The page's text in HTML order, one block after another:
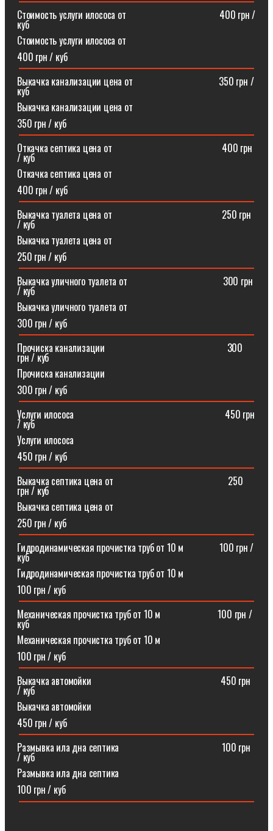
Стоимость услуги илососа от⠀⠀⠀⠀⠀⠀⠀⠀⠀⠀⠀⠀⠀400 грн /
куб
Стоимость услуги илососа от
400 грн / куб
Выкачка канализации цена от⠀⠀⠀⠀⠀⠀⠀⠀⠀⠀⠀⠀350 грн /
куб
Выкачка канализации цена от
350 грн / куб
Откачка септика цена от ⠀⠀⠀⠀⠀⠀⠀⠀⠀⠀⠀⠀⠀⠀⠀400 грн
/ куб
Откачка септика цена от
400 грн / куб
Выкачка туалета цена от ⠀⠀⠀⠀⠀⠀⠀⠀⠀⠀⠀⠀⠀⠀⠀250 грн
/ куб
Выкачка туалета цена от
250 грн / куб
Выкачка уличного туалета от ⠀⠀⠀⠀⠀⠀⠀⠀⠀⠀⠀⠀⠀300 грн
/ куб
Выкачка уличного туалета от
300 грн / куб
Прочиска канализации⠀⠀⠀⠀⠀⠀⠀⠀⠀⠀⠀⠀⠀⠀⠀⠀⠀300
грн / куб
Прочиска канализации
300 грн / куб
Услуги илососа⠀⠀⠀⠀⠀⠀⠀⠀⠀⠀⠀⠀⠀⠀⠀⠀⠀⠀⠀⠀⠀450 грн
/ куб
Услуги илососа
450 грн / куб
Выкачка септика цена от⠀⠀⠀⠀⠀⠀⠀⠀⠀⠀⠀⠀⠀⠀⠀⠀250
грн / куб
Выкачка септика цена от
250 грн / куб
Гидродинамическая прочистка труб от 10 м⠀⠀⠀⠀⠀100 грн /
куб
Гидродинамическая прочистка труб от 10 м
100 грн / куб
Механическая прочистка труб от 10 м⠀⠀⠀⠀⠀⠀⠀⠀100 грн /
куб
Механическая прочистка труб от 10 м
100 грн / куб
Выкачка автомойки⠀⠀⠀⠀⠀⠀⠀⠀⠀⠀⠀⠀⠀⠀⠀⠀⠀⠀450 грн
/ куб
Выкачка автомойки
450 грн / куб
Размывка ила дна септика ⠀⠀⠀⠀⠀⠀⠀⠀⠀⠀⠀⠀⠀⠀100 грн
/ куб
Размывка ила дна септика
100 грн / куб